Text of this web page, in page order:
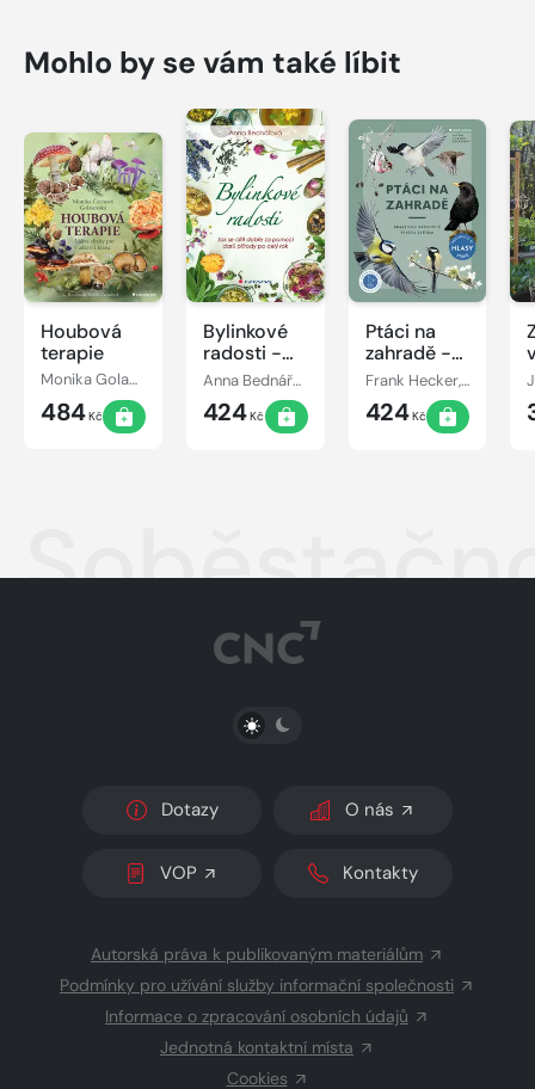
Mohlo by se vám také líbit
Houbová
terapie
Monika Golasovská
484Kč
Bylinkové
radosti -
Jak se cítit
dobře za
pomoci
Anna Bednářová
424Kč
Ptáci na
zahradě -
Praktický
průvodce
ptačím
Frank Hecker, Katrin Heckerová
424Kč
PŘEPNOUT SVĚTLÝ/TMAVÝ REŽIM
Dotazy O nás
VOP Kontakty
Autorská práva k publikovaným materiálům
Podmínky pro užívání služby informační společnosti
Informace o zpracování osobních údajů
Jednotná kontaktní místa
Cookies